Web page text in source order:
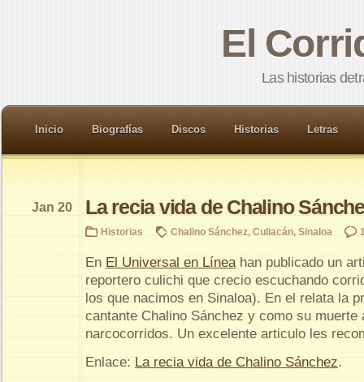
El
Las historias
Inicio Biografías Discos Historias Letras
La recia vida de Chalino
Jan 20
Historias Chalino Sánchez, Culiacán, Sinaloa
En El Universal en Líneahan publicado un
reportero culichi que crecio escuchando
los que nacimos en Sinaloa). En el relata la
cantante Chalino Sánchez y como su muerte
narcocorridos. Un excelente articulo les
Enlace: La recia vida de Chalino Sánchez.